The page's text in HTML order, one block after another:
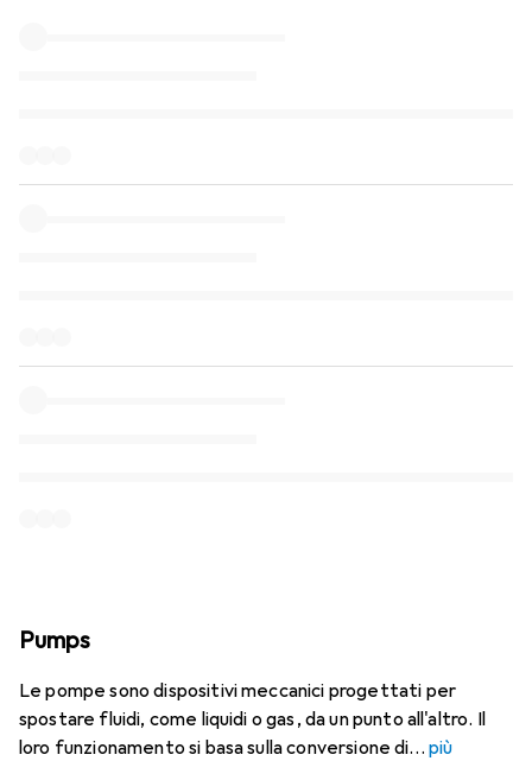
Pumps
Le pompe sono dispositivi meccanici progettati per
spostare fluidi, come liquidi o gas, da un punto all'altro. Il
loro funzionamento si basa sulla conversione di
più